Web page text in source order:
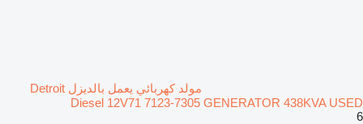
مولد كهربائي يعمل بالديزل Detroit
Diesel 12V71 7123-7305 GENERATOR 438KVA USED
6